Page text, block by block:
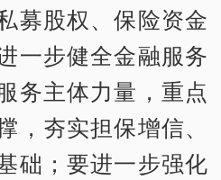
募股权、保险资金
一步健全金融服务
务主体力量，重点
，夯实担保增信、
础；要进一步强化